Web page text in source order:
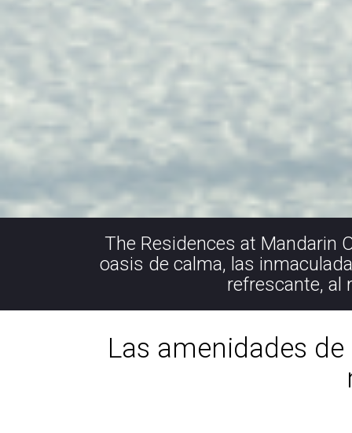
The Residences at Mandarin
oasis de calma, las
refrescante, al
Las amenidades